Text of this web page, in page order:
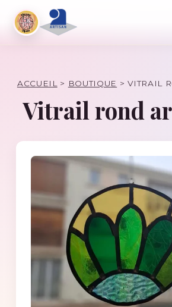
ACCUEIL > BOUTIQUE >VITRAIL
Vitrail rond